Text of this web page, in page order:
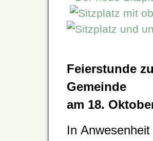
Feierstunde
Gemeinde
am 18.
In